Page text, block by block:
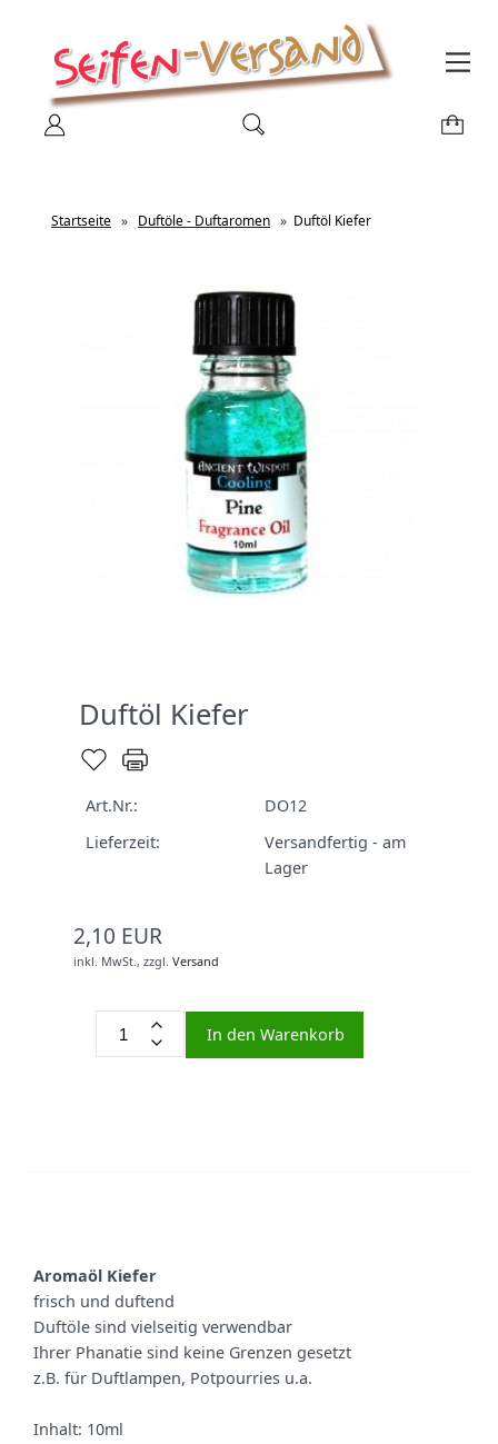
Startseite » Duftöle - Duftaromen » Duftöl Kiefer
Duftöl Kiefer
Art.Nr.:
DO12
Lieferzeit:
Versandfertig - am
Lager
2,10 EUR
inkl. MwSt., zzgl. Versand
In den Warenkorb
Aromaöl Kiefer
frisch und duftend
Duftöle sind vielseitig verwendbar
Ihrer Phanatie sind keine Grenzen gesetzt
z.B. für Duftlampen, Potpourries u.a.
Inhalt: 10ml